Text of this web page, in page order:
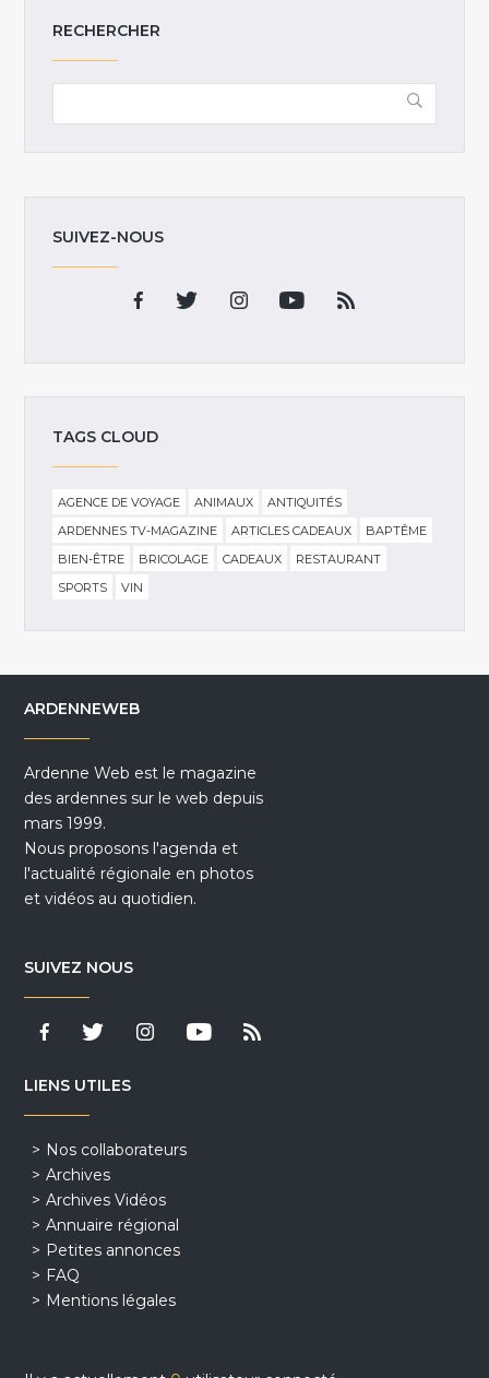
RECHERCHER
SUIVEZ-NOUS
TAGS CLOUD
AGENCE DE VOYAGE ANIMAUX
ANTIQUITÉS
ARDENNES TV-MAGAZINE
ARTICLES CADEAUX
BAPTÊME
BIEN-ÊTRE
BRICOLAGE CADEAUX
RESTAURANT
SPORTS
VIN
ARDENNEWEB
Ardenne Web est le magazine
des ardennes sur le web depuis
mars 1999.
Nous proposons l'agenda et
l'actualité régionale en photos
et vidéos au quotidien.
SUIVEZ NOUS
LIENS UTILES
Nos collaborateurs
Archives
Archives Vidéos
Annuaire régional
Petites annonces
FAQ
Mentions légales